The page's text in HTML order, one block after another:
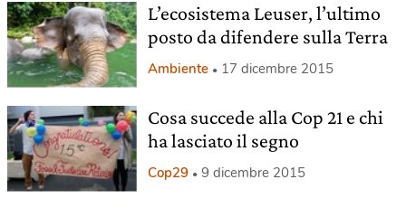
L’ecosistema Leuser, l’ultimo
posto da difendere sulla Terra
Ambiente 17 dicembre 2015
Cosa succede alla Cop 21 e chi
ha lasciato il segno
Cop29 9 dicembre 2015